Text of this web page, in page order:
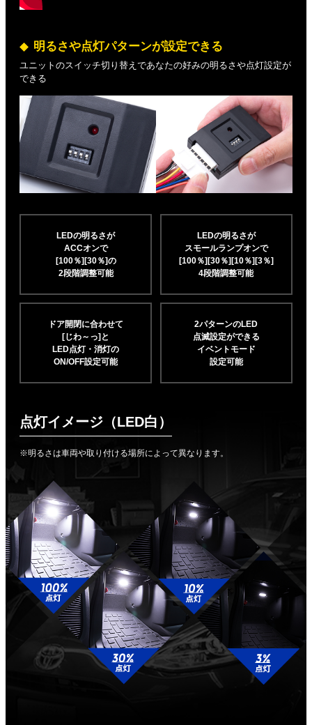
明るさや点灯パターンが設定できる
ユニットのスイッチ切り替えであなたの好みの明るさや点灯設定が
できる
LEDの明るさが
ACCオンで
[100％][30％]の
2段階調整可能
LEDの明るさが
スモールランプオンで
[100％][30％][10％][3％]
4段階調整可能
ドア開閉に合わせて
[じわ～っ]と
LED点灯・消灯の
ON/OFF設定可能
2パターンのLED
点滅設定ができる
イベントモード
設定可能
点灯イメージ（LED白）
※明るさは車両や取り付ける場所によって異なります。